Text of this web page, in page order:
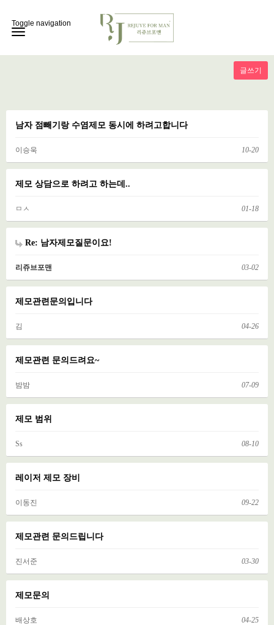
Toggle navigation
글쓰기
남자 점빼기랑 수염제모 동시에 하려고합니다
이승욱 10-20
제모 상담으로 하려고 하는데..
ㅁㅅ 01-18
Re: 남자제모질문이요!
리쥬브포맨 03-02
제모관련문의입니다
김 04-26
제모관련 문의드려요~
밤밤 07-09
제모 범위
Ss 08-10
레이저 제모 장비
이동진 09-22
제모관련 문의드립니다
진서준 03-30
제모문의
배상호 04-25